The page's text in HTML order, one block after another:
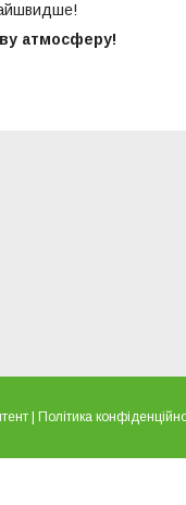
атмосферу!
Політика